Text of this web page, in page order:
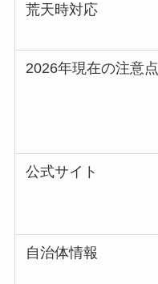
荒天時対応
2026年現在の注意点
公式サイト
自治体情報